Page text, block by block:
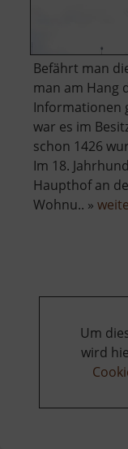
Befährt man
man am Hang
Informationen
war es im
schon 1426
Im 18.
Haupthof an
Wohnu.. »
Um
wird